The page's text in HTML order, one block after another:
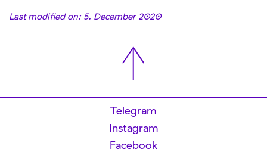
Last modified on: 5. December 2020
Telegram
Instagram
Facebook